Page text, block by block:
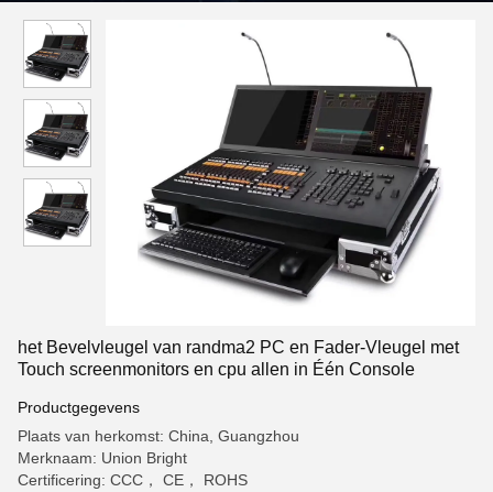
het Bevelvleugel van randma2 PC en Fader-Vleugel met
Touch screenmonitors en cpu allen in Één Console
Productgegevens
Plaats van herkomst: China, Guangzhou
Merknaam: Union Bright
Certificering: CCC， CE， ROHS